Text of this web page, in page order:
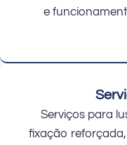
e
Serviços para
fixação